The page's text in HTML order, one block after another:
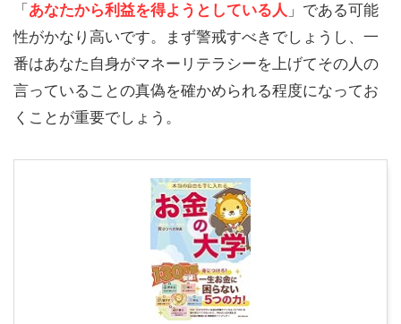
「 あなたから利益を得ようとしている人 」である可能
性がかなり高いです。まず警戒すべきでしょうし、一
番はあなた自身がマネーリテラシーを上げてその人の
言っていることの真偽を確かめられる程度になってお
くことが重要でしょう。